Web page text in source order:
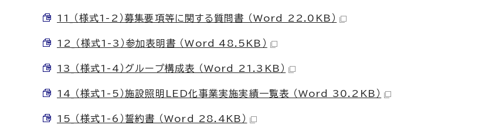
11_（様式1-2）募集要項等に関する質問書 （Word 22.0KB）
12_（様式1-3）参加表明書 （Word 48.5KB）
13_（様式1-4）グループ構成表 （Word 21.3KB）
14_（様式1-5）施設照明LED化事業実施実績一覧表 （Word 30.2KB）
15_（様式1-6）誓約書 （Word 28.4KB）